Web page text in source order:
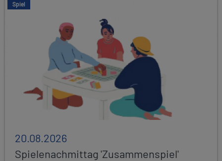
Spiel
20.08.2026
Spielenachmittag 'Zusammenspiel'